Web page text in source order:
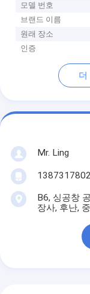
모델 번호
브랜드 이름
원래 장소
인증
더
Mr. Ling
B6, 싱공창
장사, 후난,